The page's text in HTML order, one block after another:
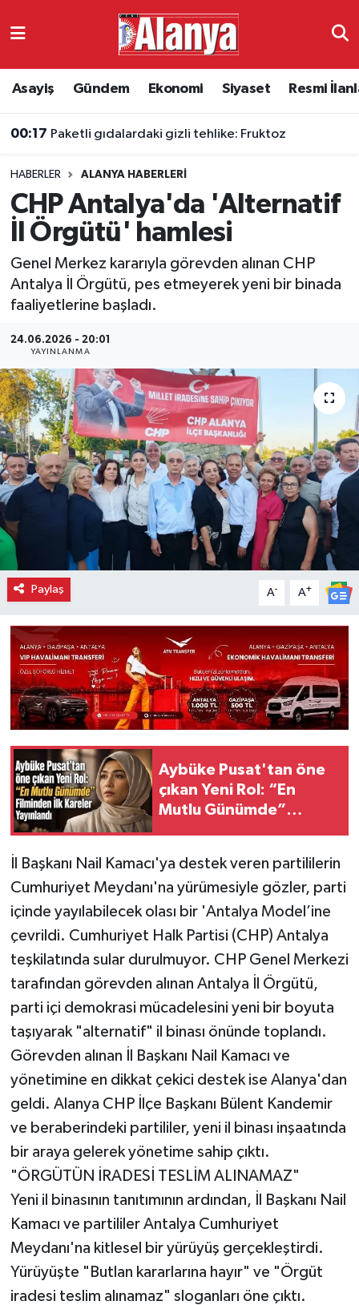
Asayiş Gündem Ekonomi Siyaset Resmi
00:15 Bilim insanları uyardı: Yeni nesiller daha kısa yaşayabilir
HABERLER ALANYA HABERLERI
CHP Antalya'da 'Alternatif
İl Örgütü' hamlesi
Genel Merkez kararıyla görevden alınan CHP
Antalya İl Örgütü, pes etmeyerek yeni bir binada
faaliyetlerine başladı.
24.06.2026 - 20:01
YAYINLANMA
Paylaş A- A+
Aybüke Pusat'tan öne
çıkan Yeni Rol: “En
Mutlu Günümde”
İl Başkanı Nail Kamacı'ya destek veren partililerin
Cumhuriyet Meydanı'na yürümesiyle gözler, parti
içinde yayılabilecek olası bir 'Antalya Model’ine
çevrildi. Cumhuriyet Halk Partisi (CHP) Antalya
teşkilatında sular durulmuyor. CHP Genel Merkezi
tarafından görevden alınan Antalya İl Örgütü,
parti içi demokrasi mücadelesini yeni bir boyuta
taşıyarak "alternatif" il binası önünde toplandı.
Görevden alınan İl Başkanı Nail Kamacı ve
yönetimine en dikkat çekici destek ise Alanya'dan
geldi. Alanya CHP İlçe Başkanı Bülent Kandemir
ve beraberindeki partililer, yeni il binası inşaatında
bir araya gelerek yönetime sahip çıktı.
"ÖRGÜTÜN İRADESİ TESLİM ALINAMAZ"
Yeni il binasının tanıtımının ardından, İl Başkanı Nail
Kamacı ve partililer Antalya Cumhuriyet
Meydanı'na kitlesel bir yürüyüş gerçekleştirdi.
Yürüyüşte "Butlan kararlarına hayır" ve "Örgüt
iradesi teslim alınamaz" sloganları öne çıktı.
Ekonomi
Resmi İlanlar
Alanyaspor
Turizm
E-Gazete
Antalya Namaz Vakitleri
Süper Lig Puan Durumu ve Fikstür
Tüm Manşetler
Son Dakika Haberleri
Haber Arşivi